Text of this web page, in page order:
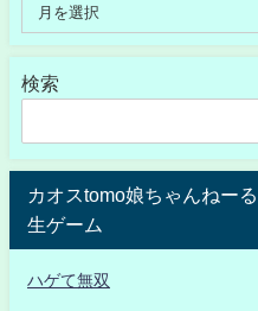
検索
カオスtomo娘ちゃんねー
生ゲーム
ハゲて無双